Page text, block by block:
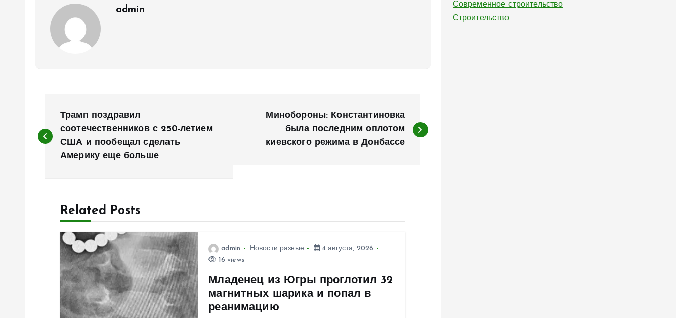
admin
а
Трамп поздравил
соотечественников с 250-летием
США и пообещал сделать
Америку еще больше
Минобороны: Константиновка
была последним оплотом
киевского режима в Донбассе
Related Posts
admin Новости разные
4 августа, 2026
16 views
Младенец из Югры проглотил 32
магнитных шарика и попал в
реанимацию
Современное строительство
Строительство